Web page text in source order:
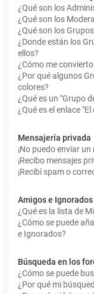
¿Qué son los
¿Qué son los
¿Qué son los
¿Donde están los
ellos?
¿Cómo me
¿Por qué algunos
colores?
¿Qué es un "Grupo
¿Qué es el enlace "El
Mensajería privada
¡No puedo enviar
¡Recibo mensajes
¡Recibí spam o
Amigos e Ignorados
¿Qué es la lista de
¿Cómo se puede
e Ignorados?
Búsqueda en los
¿Cómo se puede
¿Por qué mi